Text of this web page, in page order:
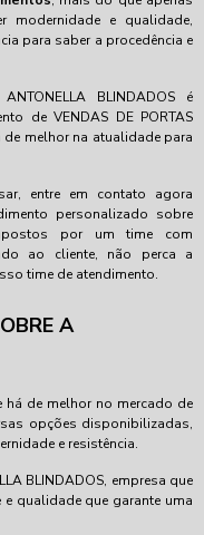
modernidade e qualidade,
para saber a procedência e
BLINDADOS é
de VENDAS DE PORTAS
de melhor na atualidade para
entre em contato agora
personalizado sobre
por um time com
ao cliente, não perca a
time de atendimento.
A
há de melhor no mercado de
opções disponibilizadas,
e resistência.
BLINDADOS, empresa que
qualidade que garante uma